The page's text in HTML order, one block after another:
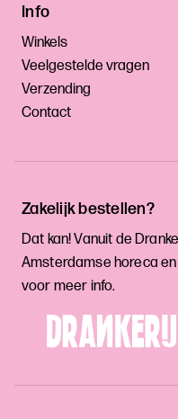
Zakelijk bestellen?
Dat kan! Vanuit de
Amsterdamse horeca
voor meer info.
Info
Winkels
Veelgestelde vragen
Verzending
Contact